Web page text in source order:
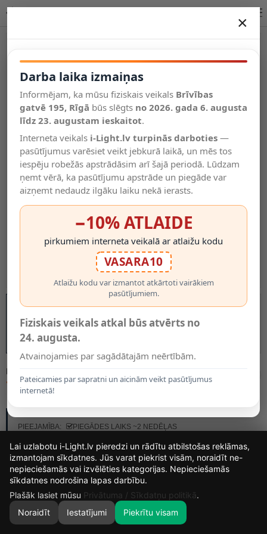
Salīdzināt
Vēlmju
saraksts
Valodas
0
MODELIS:
77.80€
PIEEJAMĪBA:
PIEGĀDES LAIKS ~2 NEDĒĻAS
×
Darba laika izmaiņas
Informējam, ka mūsu fiziskais veikals Brīvības
gatvē 195, Rīgā būs slēgts no 2026. gada 6. augusta
līdz 23. augustam ieskaitot.
Interneta veikals i-Light.lv turpinās darboties —
pasūtījumus varēsiet veikt jebkurā laikā, un mēs tos
iespēju robežās apstrādāsim arī šajā periodā. Lūdzam
ņemt vērā, ka pasūtījumu apstrāde un piegāde var
aizņemt nedaudz ilgāku laiku nekā ierasts.
−10% ATLAIDE
pirkumiem interneta veikalā ar atlaižu kodu
VASARA10
Atlaižu kodu var izmantot atkārtoti vairākiem
pasūtījumiem.
Fiziskais veikals atkal būs atvērts no
24. augusta.
Atvainojamies par sagādātajām neērtībām.
Pateicamies par sapratni un aicinām veikt pasūtījumus
internetā!
14
DIENAS
18
STUNDAS
36
MIN.
58
Lai uzlabotu i-Light.lv pieredzi un rādītu atbilstošas reklāmas,
izmantojam sīkdatnes. Jūs varat piekrist visām, noraidīt ne-
nepieciešamās vai izvēlēties kategorijas. Nepieciešamās
sīkdatnes nodrošina lapas darbību.
Plašāk lasiet mūsu Privātuma / Sīkdatņu politikā.
Noraidīt
Iestatījumi Piekrītu visam